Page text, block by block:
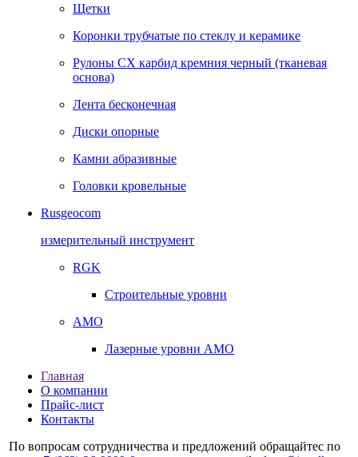
Щетки
Коронки трубчатые по стеклу и керамике
Рулоны CX карбид кремния черный (тканевая
основа)
Лента бесконечная
Диски опорные
Камни абразивные
Головки кровельные
Rusgeocom
измерительный инструмент
RGK
Строительные уровни
AMO
Лазерные уровни AMO
Главная
О компании
Прайс-лист
Контакты
По вопросам сотрудничества и предложений обращайтес по